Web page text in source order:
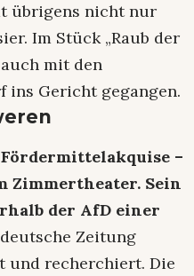
übrigens nicht nur
Im Stück „Raub der
mit den
ins Gericht gegangen.
–
Zimmertheater. Sein
der AfD einer
Zeitung
und recherchiert. Die